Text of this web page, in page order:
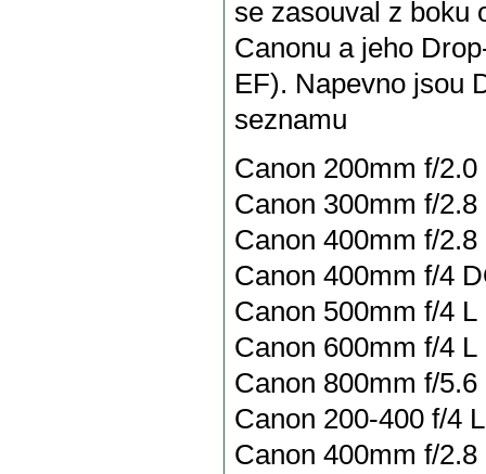
se zasouval z boku
Canonu a jeho
EF). Napevno jsou
seznamu
Canon 200mm f/2.0
Canon 300mm f/2.8
Canon 400mm f/2.8
Canon 400mm f/4
Canon 500mm f/4 L
Canon 600mm f/4 L
Canon 800mm f/5.6
Canon 200-400 f/4
Canon 400mm f/